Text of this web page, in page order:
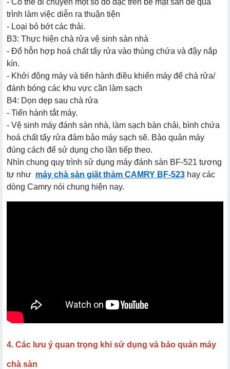
- Có thể di chuyển một số đồ đạc trên bề mặt sàn để quá
trình làm việc diễn ra thuận tiện
- Loại bỏ bớt các thải.
B3: Thực hiện chà rửa vệ sinh sàn nhà
- Đổ hỗn hợp hoá chất tẩy rửa vào thùng chứa và đậy nắp
kín.
- Khởi động máy và tiến hành điều khiển máy để chà rửa/
đánh bóng các khu vực cần làm sạch
B4: Dọn dẹp sau chà rửa
- Tiến hành tắt máy.
- Vệ sinh máy đánh sàn nhà, làm sạch bàn chải, bình chứa
hoá chất tẩy rửa đảm bảo máy sạch sẽ. Bảo quản máy
đúng cách để sử dụng cho lần tiếp theo.
Nhìn chung quy trình sử dụng máy đánh sàn BF-521 tương
tự như máy chà sàn giặt thảm CAMRY BF-523 hay các
dòng Camry nói chung hiện nay.
4. Các lưu ý quan trọng khi sử dụng và bảo quản máy
chà sàn